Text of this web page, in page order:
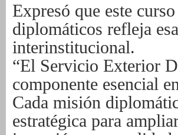
Expresó que este
diplomáticos refleja
interinstitucional.
“El Servicio Exterior
componente esencial
Cada misión
estratégica para